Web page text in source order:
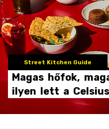
Street Kitchen Guide
Magas hőfok,
ilyen lett a Celsius